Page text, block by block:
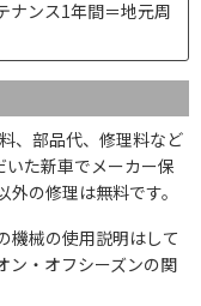
ナンス1年間＝地元周
、部品代、修理料など
た新車でメーカー保
の修理は無料です。
機械の使用説明はして
ン・オフシーズンの関